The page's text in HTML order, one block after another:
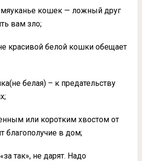
кошек — ложный друг
вам зло;
красивой белой кошки обещает
белая) – к предательству
или коротким хвостом от
благополучие в дом;
так», не дарят. Надо